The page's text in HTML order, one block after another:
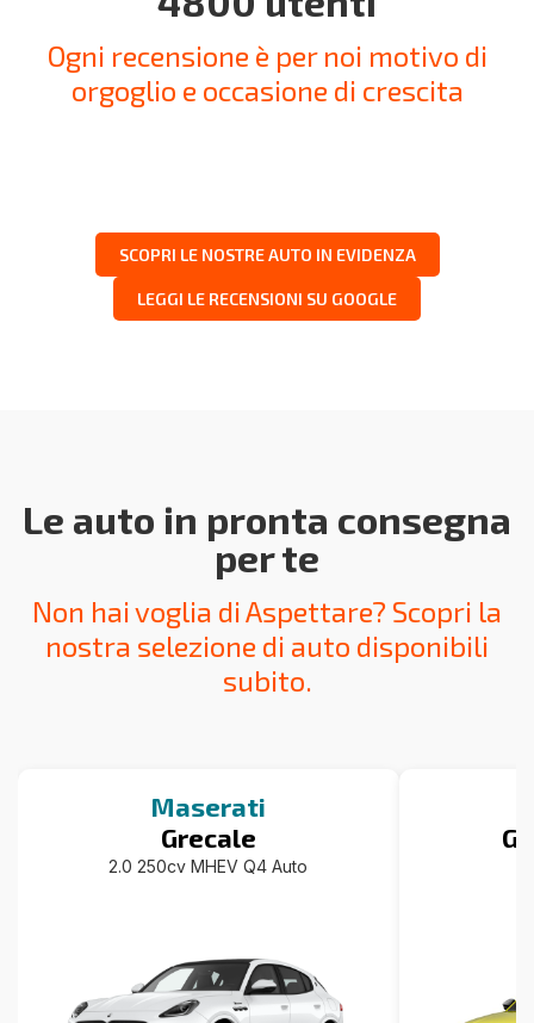
Ogni recensione è per noi motivo di
orgoglio e occasione di crescita
SCOPRI LE NOSTRE AUTO IN EVIDENZA
LEGGI LE RECENSIONI SU GOOGLE
Le auto in pronta consegna
per te
Non hai voglia di Aspettare? Scopri la
nostra selezione di auto disponibili
subito.
Maserati
Grecale
2.0 250cv MHEV Q4 Auto